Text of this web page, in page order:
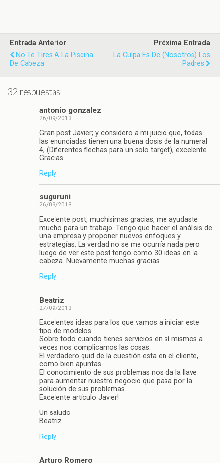
Entrada Anterior
No Te Tires A La Piscina...
De Cabeza
Próxima Entrada
La Culpa Es De (nosotros) Los
Padres
32 respuestas
antonio gonzalez
26/09/2013
Gran post Javier; y considero a mi juicio que, todas
las enunciadas tienen una buena dosis de la numeral
4, (Diferentes flechas para un solo target), excelente
Gracias.
Reply
suguruni
26/09/2013
Excelente post, muchisimas gracias, me ayudaste
mucho para un trabajo. Tengo que hacer el análisis de
una empresa y proponer nuevos enfoques y
estrategías. La verdad no se me ocurría nada pero
luego de ver este post tengo como 30 ideas en la
cabeza. Nuevamente muchas gracias
Reply
Beatriz
27/09/2013
Excelentes ideas para los que vamos a iniciar este
tipo de modelos.
Sobre todo cuando tienes servicios en sí mismos a
veces nos complicamos las cosas.
El verdadero quid de la cuestión esta en el cliente,
como bien apuntas.
El conocimiento de sus problemas nos da la llave
para aumentar nuestro negocio que pasa por la
solución de sus problemas.
Excelente artículo Javier!
Un saludo
Beatriz.
Reply
Arturo Romero